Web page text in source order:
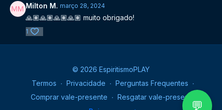
💬
Milton M. março 28, 2024
🙏🏽🙏🏽🙏🏽🙏🏽 muito obrigado!
1
© 2026 EspiritismoPLAY
Termos ∙ Privacidade ∙ Perguntas Frequentes ∙
Comprar vale-presente ∙ Resgatar vale-presente